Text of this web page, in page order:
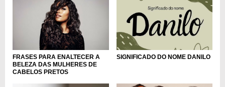
FRASES PARA ENALTECER A
BELEZA DAS MULHERES DE
CABELOS PRETOS
SIGNIFICADO DO NOME DANILO